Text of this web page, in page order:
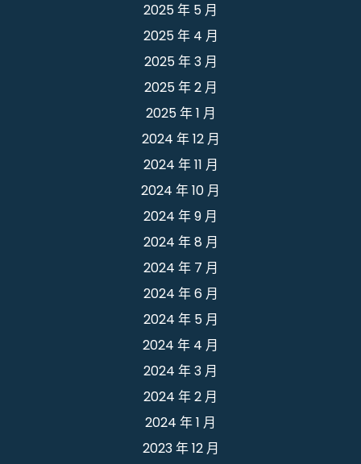
2025 年 5 月
2025 年 4 月
2025 年 3 月
2025 年 2 月
2025 年 1 月
2024 年 12 月
2024 年 11 月
2024 年 10 月
2024 年 9 月
2024 年 8 月
2024 年 7 月
2024 年 6 月
2024 年 5 月
2024 年 4 月
2024 年 3 月
2024 年 2 月
2024 年 1 月
2023 年 12 月